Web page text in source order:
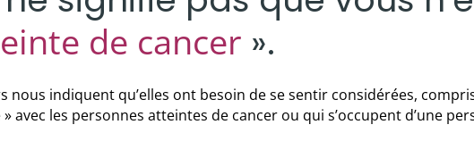
de cancer ».
indiquent qu’elles ont besoin de se sentir considérées,
avec les personnes atteintes de cancer ou qui s’occupent d’une